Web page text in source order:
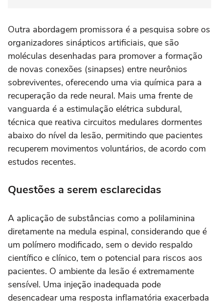
Outra abordagem promissora é a pesquisa sobre os
organizadores sinápticos artificiais, que são
moléculas desenhadas para promover a formação
de novas conexões (sinapses) entre neurônios
sobreviventes, oferecendo uma via química para a
recuperação da rede neural. Mais uma frente de
vanguarda é a estimulação elétrica subdural,
técnica que reativa circuitos medulares dormentes
abaixo do nível da lesão, permitindo que pacientes
recuperem movimentos voluntários, de acordo com
estudos recentes.
Questões a serem esclarecidas
A aplicação de substâncias como a polilaminina
diretamente na medula espinal, considerando que é
um polímero modificado, sem o devido respaldo
científico e clínico, tem o potencial para riscos aos
pacientes. O ambiente da lesão é extremamente
sensível. Uma injeção inadequada pode
desencadear uma resposta inflamatória exacerbada